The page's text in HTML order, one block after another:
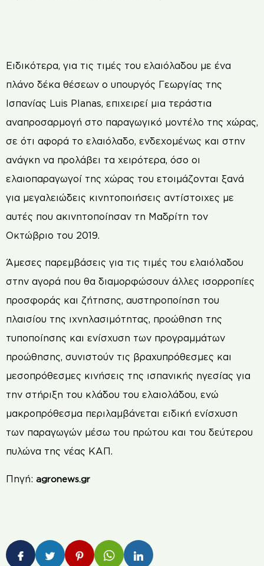
Ειδικότερα, για τις τιμές του ελαιόλαδου με ένα
πλάνο δέκα θέσεων ο υπουργός Γεωργίας της
Ισπανίας Luis Planas, επιχειρεί μια τεράστια
αναπροσαρμογή στο παραγωγικό μοντέλο της χώρας,
σε ότι αφορά το ελαιόλαδο, ενδεχομένως και στην
ανάγκη να προλάβει τα χειρότερα, όσο οι
ελαιοπαραγωγοί της χώρας του ετοιμάζονται ξανά
για μεγαλειώδεις κινητοποιήσεις αντίστοιχες με
αυτές που ακινητοποίησαν τη Μαδρίτη τον
Οκτώβριο του 2019.
Άμεσες παρεμβάσεις για τις τιμές του ελαιόλαδου
στην αγορά που θα διαμορφώσουν άλλες ισορροπίες
προσφοράς και ζήτησης, αυστηροποίηση του
πλαισίου της ιχνηλασιμότητας, προώθηση της
τυποποίησης και ενίσχυση των προγραμμάτων
προώθησης, συνιστούν τις βραχυπρόθεσμες και
μεσοπρόθεσμες κινήσεις της ισπανικής ηγεσίας για
την στήριξη του κλάδου του ελαιολάδου, ενώ
μακροπρόθεσμα περιλαμβάνεται ειδική ενίσχυση
των παραγωγών μέσω του πρώτου και του δεύτερου
πυλώνα της νέας ΚΑΠ.
Πηγή: agronews.gr